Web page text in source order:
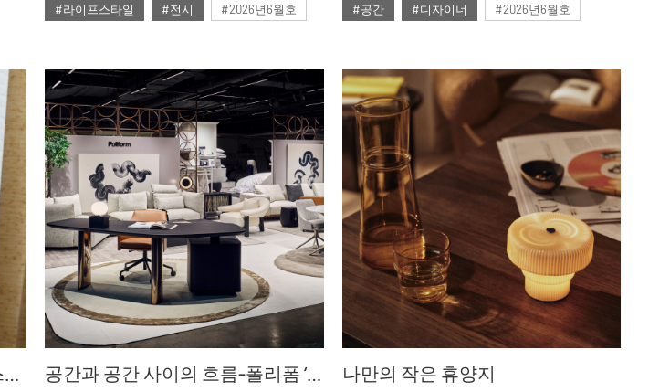
테이블. 갤러리단정은 사람과 시간이 함께
갤러리 이야기.
#라이프스타일 #전시 #2026년6월호
역사적 복각을 넘어 현재 디자인과도 맞물려
#공간 #디자이너 #2026년6월호
낡은 진료실의 우아한 변신, 에스테르 카츠&레아 카츠 공간과 공간 사이의 흐름-폴리폼 ‘ART OF LIVING SPACE’ 팝업 나만의 작은 휴양지